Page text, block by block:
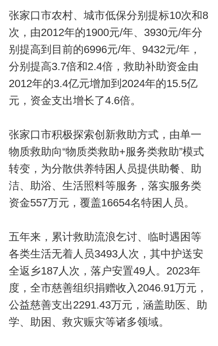
张家口市农村、城市低保分别提标10次和8
次，由2012年的1900元/年、3930元/年分
别提高到目前的6996元/年、9432元/年，
分别提高3.7倍和2.4倍，救助补助资金由
2012年的3.4亿元增加到2024年的15.5亿
元，资金支出增长了4.6倍。
张家口市积极探索创新救助方式，由单一
物质救助向“物质类救助+服务类救助”模式
转变，为分散供养特困人员提供助餐、助
洁、助浴、生活照料等服务，落实服务类
资金557万元，覆盖16654名特困人员。
五年来，累计救助流浪乞讨、临时遇困等
各类生活无着人员3493人次，其中护送安
全返乡187人次，落户安置49人。2023年
度，全市慈善组织捐赠收入2046.91万元，
公益慈善支出2291.43万元，涵盖助医、助
学、助困、救灾赈灾等诸多领域。